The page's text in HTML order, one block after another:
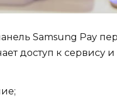
Samsung Pay
доступ к сервису и
;